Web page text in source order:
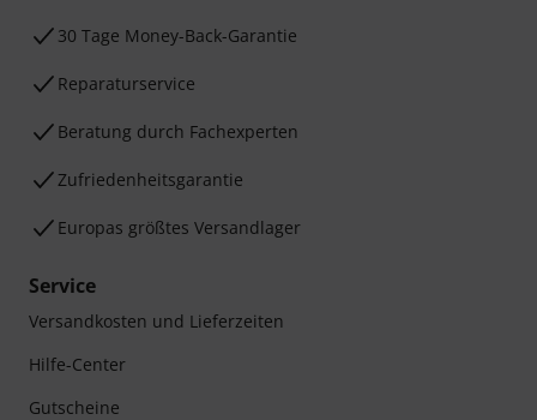
30 Tage Money-Back-Garantie
Reparaturservice
Beratung durch Fachexperten
Zufriedenheitsgarantie
Europas größtes Versandlager
Service
Versandkosten und Lieferzeiten
Hilfe-Center
Gutscheine